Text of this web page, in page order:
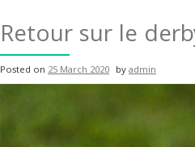
Retour sur le
Posted on 25 March 2020 byadmin